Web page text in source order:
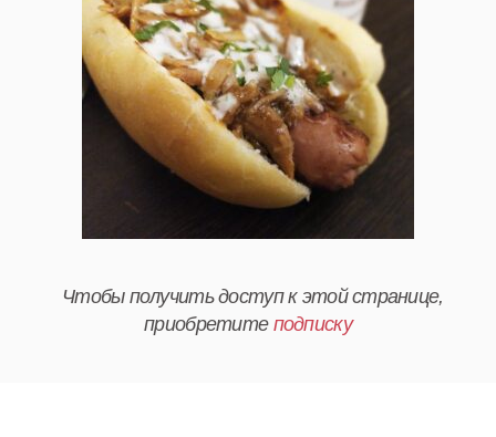
Чтобы получить доступ к этой странице,
приобретите подписку